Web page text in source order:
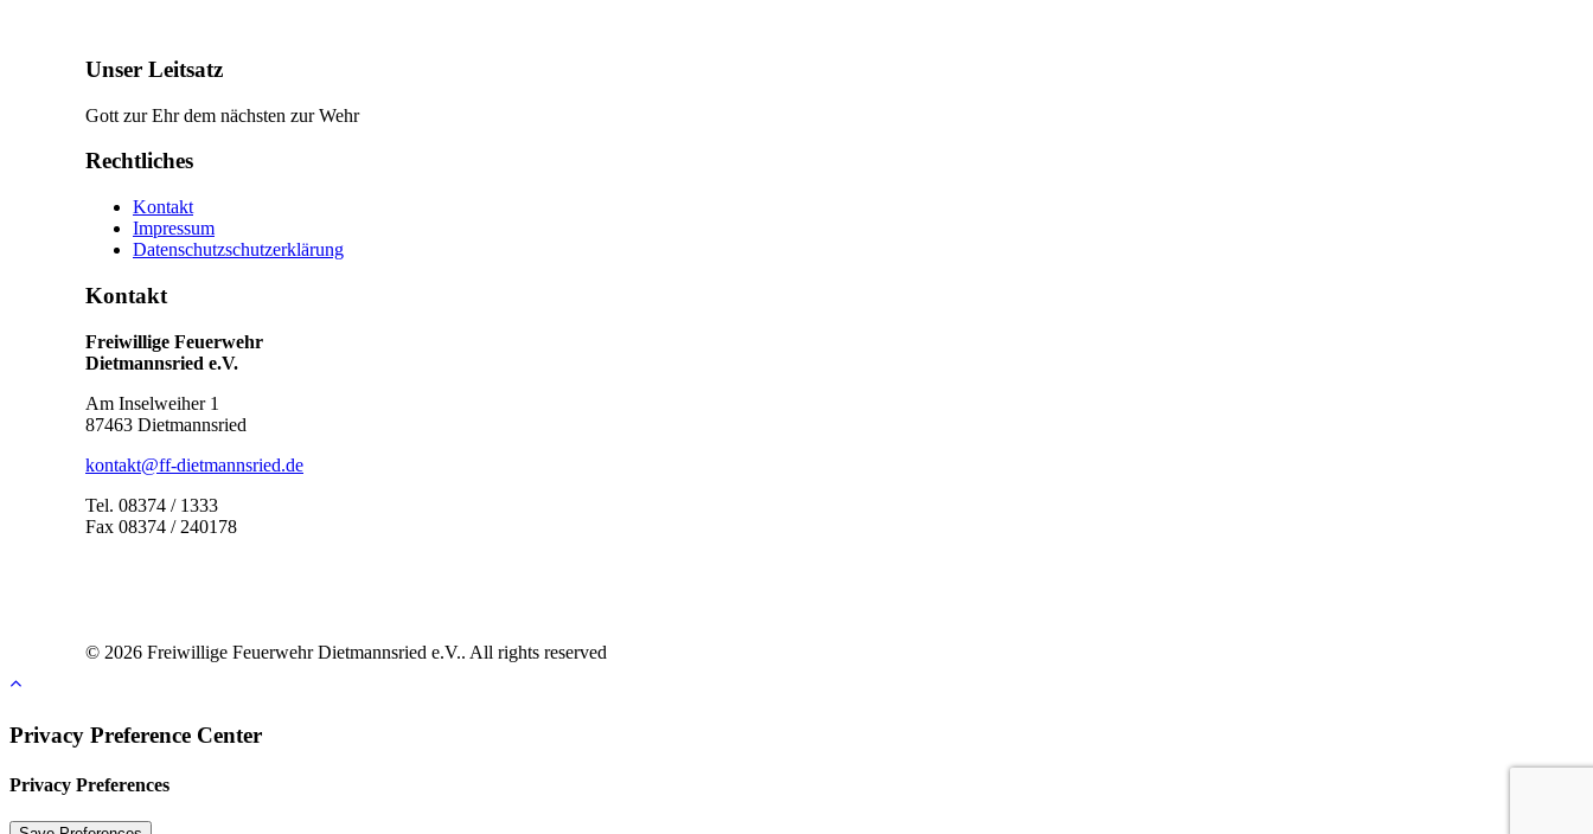
Unser Leitsatz
Gott zur Ehr dem nächsten zur Wehr
Rechtliches
Kontakt
Impressum
Datenschutzschutzerklärung
Kontakt
Freiwillige Feuerwehr
Dietmannsried e.V.
Am Inselweiher 1
87463 Dietmannsried
kontakt@ff-dietmannsried.de
Tel. 08374 / 1333
Fax 08374 / 240178
© 2026 Freiwillige Feuerwehr Dietmannsried e.V.. All rights reserved
Privacy Preference Center
Privacy Preferences